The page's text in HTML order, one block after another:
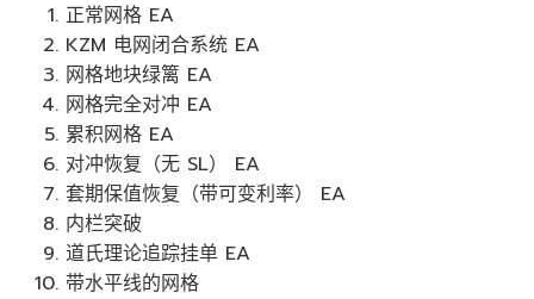
正常网格 EA
KZM 电网闭合系统 EA
网格地块绿篱 EA
网格完全对冲 EA
累积网格 EA
对冲恢复（无 SL） EA
套期保值恢复（带可变利率） EA
内栏突破
道氏理论追踪挂单 EA
带水平线的网格